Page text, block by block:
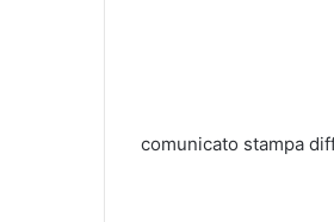
comunicato stampa